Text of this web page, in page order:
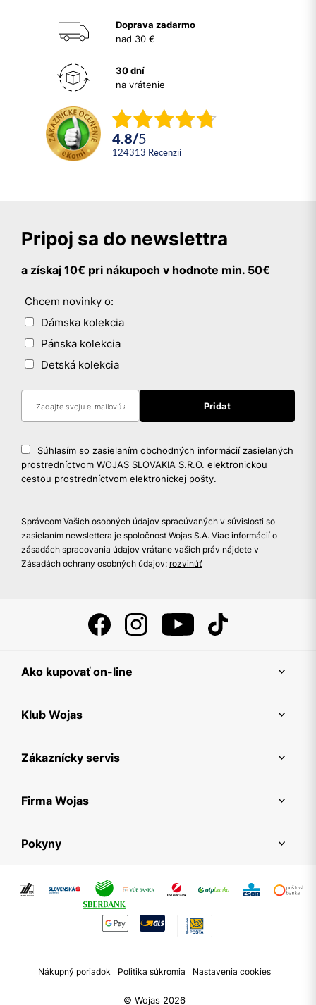
Doprava zadarmo
nad 30 €
30 dní
na vrátenie
4.8/5
124313 recenzií
Pripoj sa do newslettra
a získaj 10€ pri nákupoch v hodnote min. 50€
Chcem novinky o:
Dámska kolekcia
Pánska kolekcia
Detská kolekcia
Súhlasím so zasielaním obchodných informácií zasielaných
prostredníctvom WOJAS SLOVAKIA S.R.O. elektronickou
cestou prostredníctvom elektronickej pošty.
Správcom Vašich osobných údajov spracúvaných v súvislosti so
zasielaním newslettera je spoločnosť Wojas S.A. Viac informácií o
zásadách spracovania údajov vrátane vašich práv nájdete v
Zásadách ochrany osobných údajov: rozvinúť
Ako kupovať on-line
Klub Wojas
Zákaznícky servis
Firma Wojas
Pokyny
© Wojas 2026
Nákupný poriadok Politika súkromia Nastavenia cookies